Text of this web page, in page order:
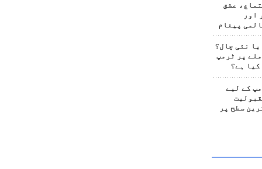
عشق
اور
پیغام
نئی چال؟
پر ٹرمپ
کیا ہے؟
کے لیے
سطح پر